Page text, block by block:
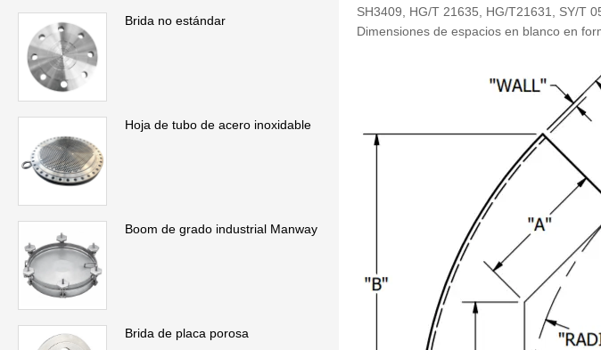
Brida no estándar
Hoja de tubo de acero inoxidable
Boom de grado industrial Manway
Brida de placa porosa
SH3409, HG/T 21635, HG/T21631, SY/T
Dimensiones de espacios en blanco en